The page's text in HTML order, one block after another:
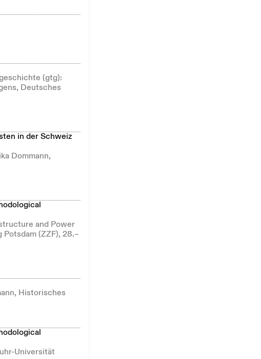
(gtg):
Deutsches
in der Schweiz
Dommann,
and Power
(ZZF), 28.–
Historisches
Universität